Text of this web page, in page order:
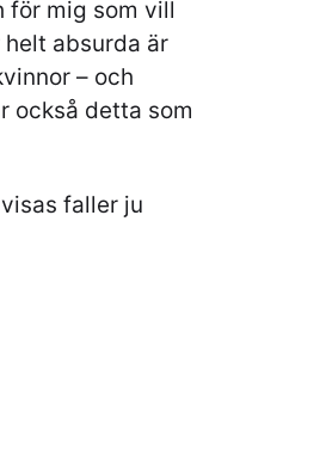
för mig som vill
helt absurda är
– och
också detta som
faller ju